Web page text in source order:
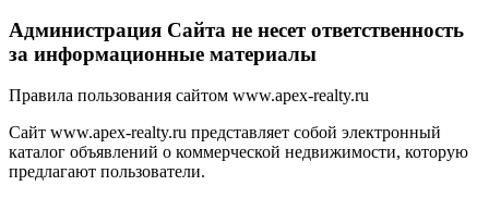
Администрация Сайта не несет ответственность
за информационные материалы
Правила пользования сайтом www.apex-realty.ru
Сайт www.apex-realty.ru представляет собой электронный
каталог объявлений о коммерческой недвижимости, которую
предлагают пользователи.